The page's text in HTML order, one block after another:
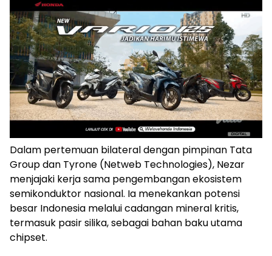
Dalam pertemuan bilateral dengan pimpinan Tata
Group dan Tyrone (Netweb Technologies), Nezar
menjajaki kerja sama pengembangan ekosistem
semikonduktor nasional. Ia menekankan potensi
besar Indonesia melalui cadangan mineral kritis,
termasuk pasir silika, sebagai bahan baku utama
chipset.